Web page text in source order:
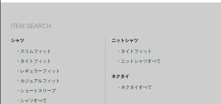
ITEM SEARCH
シャツ
・ スリムフィット
・ タイトフィット
・ レギュラーフィット
・ カジュアルフィット
・ ショートスリーブ
・ シャツすべて
ニットシャツ
・ タイトフィット
・ニットシャツすべて
ネクタイ
・ネクタイすべて